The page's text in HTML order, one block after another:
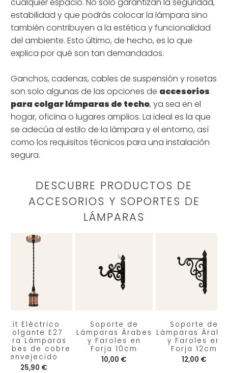
estabilidad y que podrás colocar la lámpara sino
también contribuyen a la estética y funcionalidad
del ambiente. Esto último, de hecho, es lo que
explica por qué son tan demandados.
Ganchos, cadenas, cables de suspensión y rosetas
son solo algunas de las opciones de accesorios
para colgar lámparas de techo, ya sea en el
hogar, oficina o lugares amplios. La ideal es la que
se adecúa al estilo de la lámpara y el entorno, así
como los requisitos técnicos para una instalación
segura.
DESCUBRE PRODUCTOS DE
ACCESORIOS Y SOPORTES DE
LÁMPARAS
Kit Eléctrico
Colgante E27
para Lámparas
de cobre
envejecido
25,90 €
Soporte de
Lámparas Árabes
y Faroles en
Forja 10cm
10,00 €
Soporte de
Lámparas
y Faroles en
Forja 12cm
12,00 €